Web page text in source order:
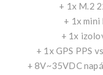
+ 1x M.2
+ 1x
+ 1x
+ 1x GPS PPS
+ 8V~35VDC